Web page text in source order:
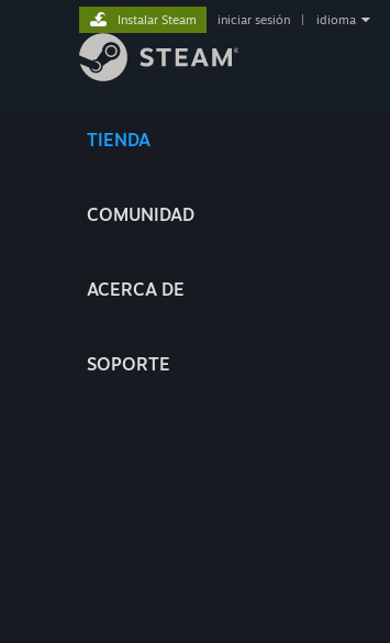
TIENDA
COMUNIDAD
ACERCA DE
SOPORTE
Instalar Steam iniciar sesión idioma